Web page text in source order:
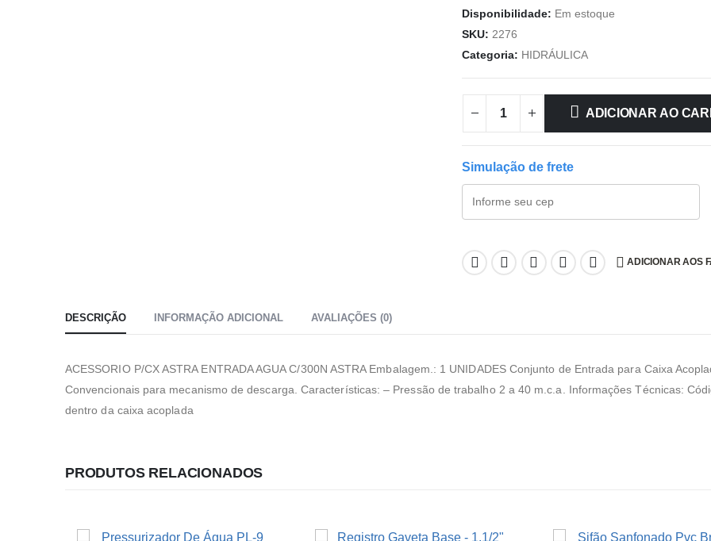
Disponibilidade: Em estoque
SKU: 2276
Categoria: HIDRÁULICA
ADICIONAR AO
Simulação de frete
ADICIONAR AOS
DESCRIÇÃO INFORMAÇÃO ADICIONAL AVALIAÇÕES (0)
ACESSORIO P/CX ASTRA ENTRADA AGUA C/300N ASTRA Embalagem.: 1 UNIDADES Conjunto de Entrada para Caixa
Convencionais para mecanismo de descarga. Características: – Pressão de trabalho 2 a 40 m.c.a. Informações Técnicas:
dentro da caixa acoplada
PRODUTOS RELACIONADOS